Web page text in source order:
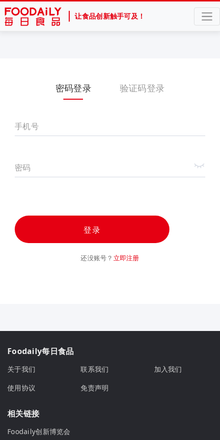
让食品创新触手可及！
密码登录 验证码登录
手机号
密码
登录
还没账号？ 立即注册
Foodaily每日食品
关于我们 联系我们
加入我们
使用协议
免责声明
相关链接
Foodaily创新博览会